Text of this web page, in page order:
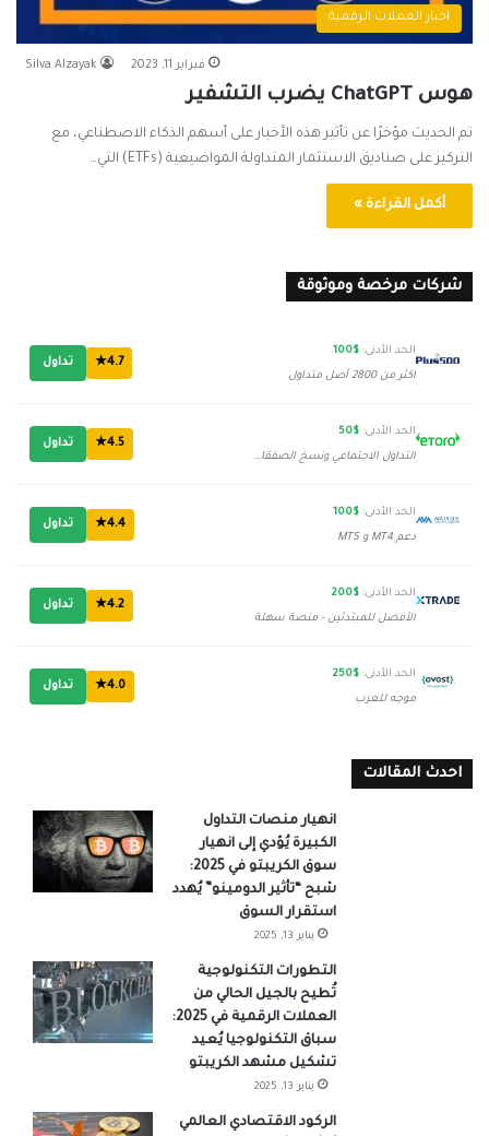
اخبار العملات الرقمية
Silva Alzayak فبراير 11, 2023
هوس ChatGPT يضرب التشفير
تم الحديث مؤخرًا عن تأثير هذه الأخبار على أسهم الذكاء الاصطناعي، مع
التركيز على صناديق الاستثمار المتداولة المواضيعية (ETFs) التي…
أكمل القراءة »
شركات مرخصة وموثوقة
الحد الأدنى: $100
أكثر من 2800 أصل متداول
4.7★ تداول
الحد الأدنى: $50
التداول الاجتماعي ونسخ الصفقات
4.5★ تداول
الحد الأدنى: $100
دعم MT4 و MT5
4.4★ تداول
الحد الأدنى: $200
الأفضل للمبتدئين - منصة سهلة
4.2★ تداول
الحد الأدنى: $250
موجه للعرب
4.0★ تداول
احدث المقالات
انهيار منصات التداول
الكبيرة يُؤدي إلى انهيار
سوق الكريبتو في 2025:
شبح “تأثير الدومينو” يُهدد
استقرار السوق
يناير 13, 2025
التطورات التكنولوجية
تُطيح بالجيل الحالي من
العملات الرقمية في 2025:
سباق التكنولوجيا يُعيد
تشكيل مشهد الكريبتو
يناير 13, 2025
الركود الاقتصادي العالمي